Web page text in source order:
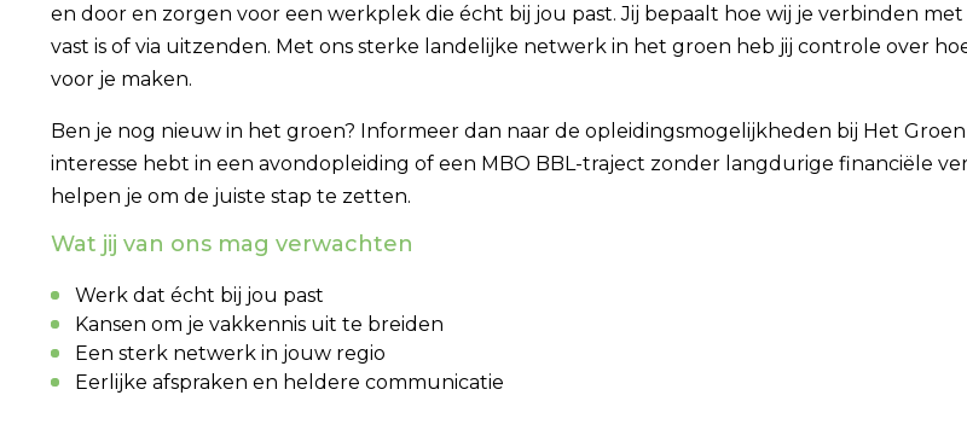
en door en zorgen voor een werkplek die écht bij jou past. Jij bepaalt hoe wij je verbinden
vast is of via uitzenden. Met ons sterke landelijke netwerk in het groen heb jij controle over
voor je maken.
Ben je nog nieuw in het groen? Informeer dan naar de opleidingsmogelijkheden bij Het
interesse hebt in een avondopleiding of een MBO BBL-traject zonder langdurige financiële
helpen je om de juiste stap te zetten.
Wat jij van ons mag verwachten
Werk dat écht bij jou past
Kansen om je vakkennis uit te breiden
Een sterk netwerk in jouw regio
Eerlijke afspraken en heldere communicatie